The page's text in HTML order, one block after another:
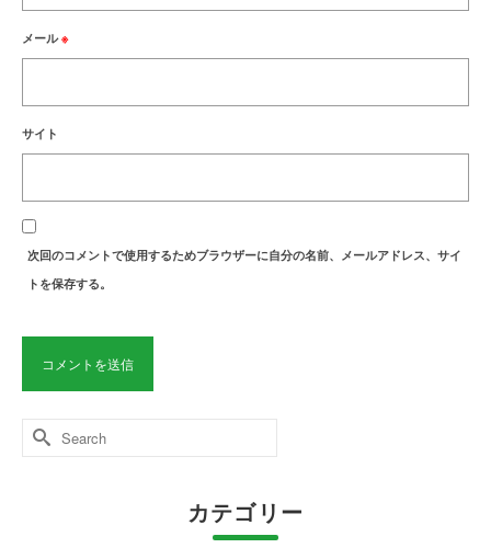
メール※
サイト
次回のコメントで使用するためブラウザーに自分の名前、メールアドレス、サイ
トを保存する。
Search
for:
カテゴリー